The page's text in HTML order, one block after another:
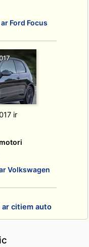
Ford Focus
ir
Volkswagen
ar citiem auto